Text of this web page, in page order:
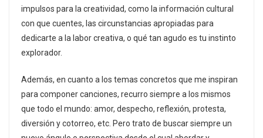
impulsos para la creatividad, como la información cultural
con que cuentes, las circunstancias apropiadas para
dedicarte a la labor creativa, o qué tan agudo es tu instinto
explorador.
Además, en cuanto a los temas concretos que me inspiran
para componer canciones, recurro siempre a los mismos
que todo el mundo: amor, despecho, reflexión, protesta,
diversión y cotorreo, etc. Pero trato de buscar siempre un